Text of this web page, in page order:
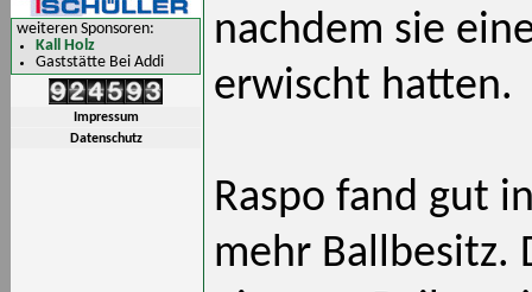
weiteren Sponsoren:
Kall Holz
Gaststätte Bei Addi
Impressum
Datenschutz
nachdem sie
erwischt hatten.
Raspo fand gut
mehr Ballbesitz.